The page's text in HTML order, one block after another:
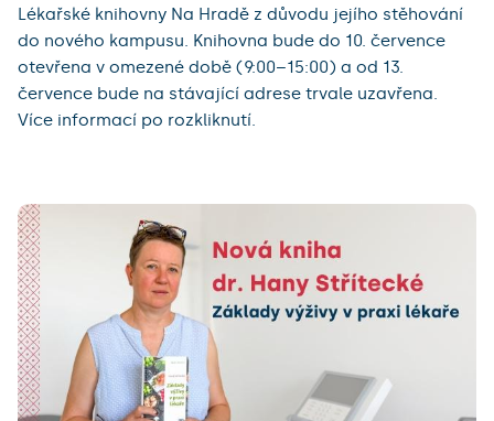
Lékařské knihovny Na Hradě z důvodu jejího stěhování
do nového kampusu. Knihovna bude do 10. července
otevřena v omezené době (9:00–15:00) a od 13.
července bude na stávající adrese trvale uzavřena.
Více informací po rozkliknutí.